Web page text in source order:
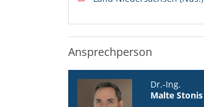
Ansprechperson
Dr.-Ing.
Malte Stonis